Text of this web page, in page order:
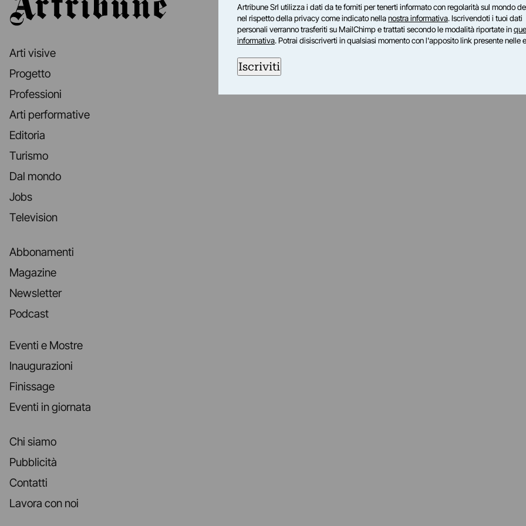
Arti visive
Progetto
Professioni
Arti performative
Editoria
Turismo
Dal mondo
Jobs
Television
Abbonamenti
Magazine
Newsletter
Podcast
Eventi e Mostre
Inaugurazioni
Finissage
Eventi in giornata
Chi siamo
Pubblicità
Contatti
Lavora con noi
Artribune Srl utilizza i dati da te forniti per tenerti informato con regolarità sul mondo
nel rispetto della privacy come indicato nellanostra informativa. Iscrivendoti i tuoi dati
personali verranno trasferiti su MailChimp e trattati secondo le modalità riportate in
informativa. Potrai disiscriverti in qualsiasi momento con l'apposito link presente nelle
Iscriviti